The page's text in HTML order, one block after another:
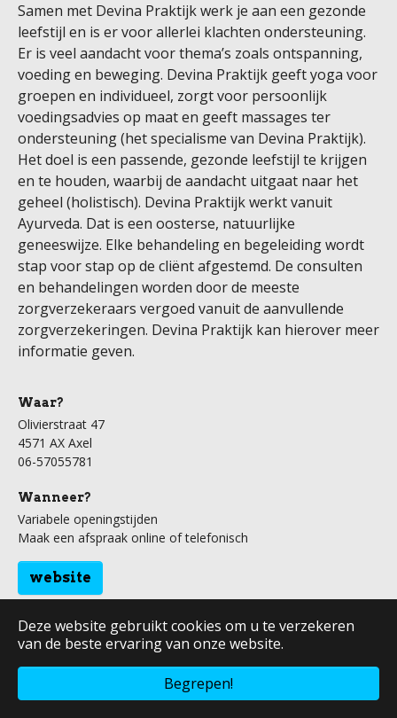
Deze website gebruikt cookies om u te verzekeren
van de beste ervaring van onze website.
Begrepen!
Samen met Devina Praktijk werk je aan een gezonde
leefstijl en is er voor allerlei klachten ondersteuning.
Er is veel aandacht voor thema’s zoals ontspanning,
voeding en beweging. Devina Praktijk geeft yoga voor
groepen en individueel, zorgt voor persoonlijk
voedingsadvies op maat en geeft massages ter
ondersteuning (het specialisme van Devina Praktijk).
Het doel is een passende, gezonde leefstijl te krijgen
en te houden, waarbij de aandacht uitgaat naar het
geheel (holistisch). Devina Praktijk werkt vanuit
Ayurveda. Dat is een oosterse, natuurlijke
geneeswijze. Elke behandeling en begeleiding wordt
stap voor stap op de cliënt afgestemd. De consulten
en behandelingen worden door de meeste
zorgverzekeraars vergoed vanuit de aanvullende
zorgverzekeringen. Devina Praktijk kan hierover meer
informatie geven.
Waar?
Olivierstraat 47
4571 AX Axel
06-57055781
Wanneer?
Variabele openingstijden
Maak een afspraak online of telefonisch
website